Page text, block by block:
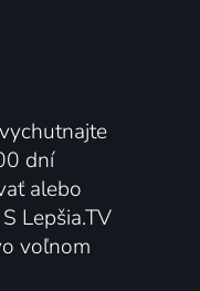
dní
alebo
Lepšia.TV
voľnom